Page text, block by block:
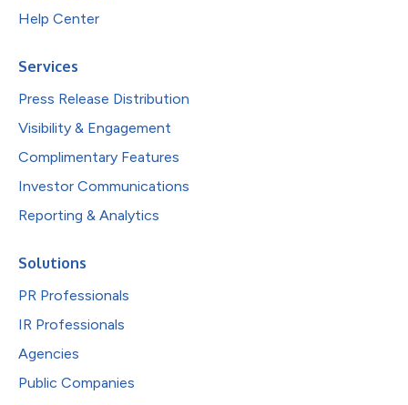
Help Center
Services
Press Release Distribution
Visibility & Engagement
Complimentary Features
Investor Communications
Reporting & Analytics
Solutions
PR Professionals
IR Professionals
Agencies
Public Companies